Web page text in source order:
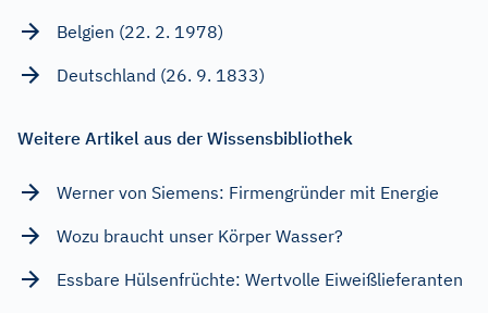
Belgien (22. 2. 1978)
Deutschland (26. 9. 1833)
Weitere Artikel aus der Wissensbibliothek
Werner von Siemens: Firmengründer mit Energie
Wozu braucht unser Körper Wasser?
Essbare Hülsenfrüchte: Wertvolle Eiweißlieferanten